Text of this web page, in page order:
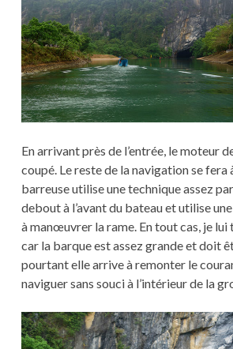
En arrivant près de l’entrée, le moteur
coupé. Le reste de la navigation se fera
barreuse utilise une technique assez
debout à l’avant du bateau et utilise
à manœuvrer la rame. En tout cas, je lui
car la barque est assez grande et doit
pourtant elle arrive à remonter le
naviguer sans souci à l’intérieur de la